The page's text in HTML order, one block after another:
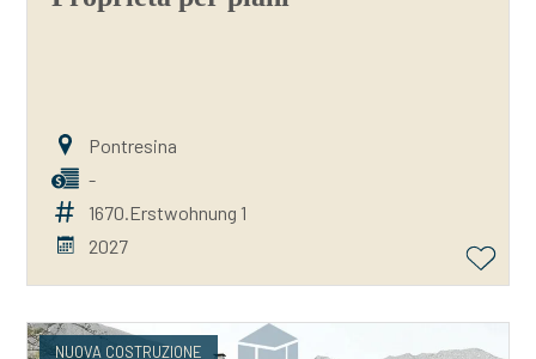
Pontresina
-
1670.Erstwohnung 1
2027
NUOVA COSTRUZIONE